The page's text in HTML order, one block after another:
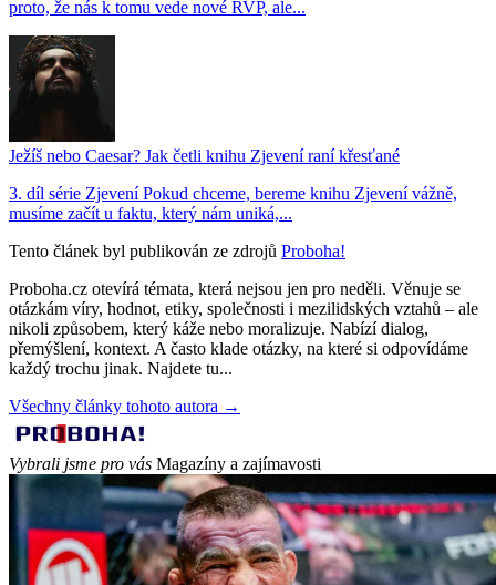
proto, že nás k tomu vede nové RVP, ale...
Ježíš nebo Caesar? Jak četli knihu Zjevení raní křesťané
3. díl série Zjevení Pokud chceme, bereme knihu Zjevení vážně,
musíme začít u faktu, který nám uniká,...
Tento článek byl publikován ze zdrojů Proboha!
Proboha.cz otevírá témata, která nejsou jen pro neděli. Věnuje se
otázkám víry, hodnot, etiky, společnosti i mezilidských vztahů – ale
nikoli způsobem, který káže nebo moralizuje. Nabízí dialog,
přemýšlení, kontext. A často klade otázky, na které si odpovídáme
každý trochu jinak. Najdete tu...
Všechny články tohoto autora →
Vybrali jsme pro vás Magazíny a zajímavosti